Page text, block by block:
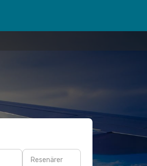
Resenärer